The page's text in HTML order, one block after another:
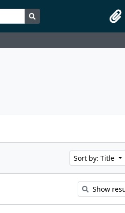
Search in browse page
Sort by: Title
Show